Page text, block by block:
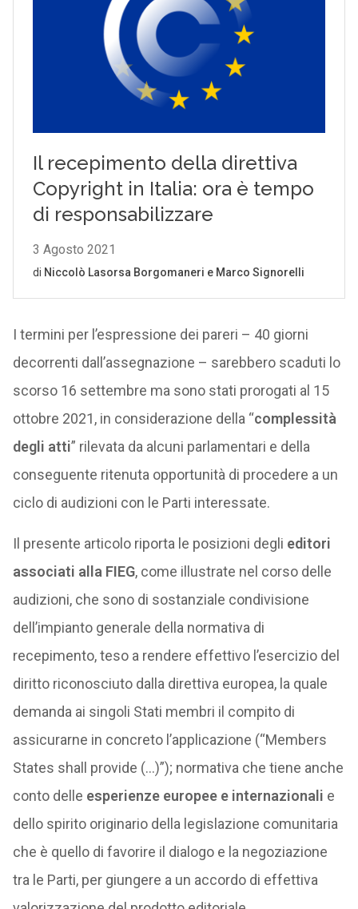
I termini per l’espressione dei pareri – 40 giorni
decorrenti dall’assegnazione – sarebbero scaduti lo
scorso 16 settembre ma sono stati prorogati al 15
ottobre 2021, in considerazione della “complessità
degli atti” rilevata da alcuni parlamentari e della
conseguente ritenuta opportunità di procedere a un
ciclo di audizioni con le Parti interessate.
Il presente articolo riporta le posizioni degli editori
associati alla FIEG, come illustrate nel corso delle
audizioni, che sono di sostanziale condivisione
dell’impianto generale della normativa di
recepimento, teso a rendere effettivo l’esercizio del
diritto riconosciuto dalla direttiva europea, la quale
demanda ai singoli Stati membri il compito di
assicurarne in concreto l’applicazione (“Members
States shall provide (…)”); normativa che tiene anche
conto delle esperienze europee e internazionali e
dello spirito originario della legislazione comunitaria
che è quello di favorire il dialogo e la negoziazione
tra le Parti, per giungere a un accordo di effettiva